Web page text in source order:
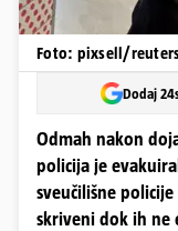
Foto: pixsell/
Dodaj
Odmah nakon
policija je
sveučilišne
skriveni dok ih ne